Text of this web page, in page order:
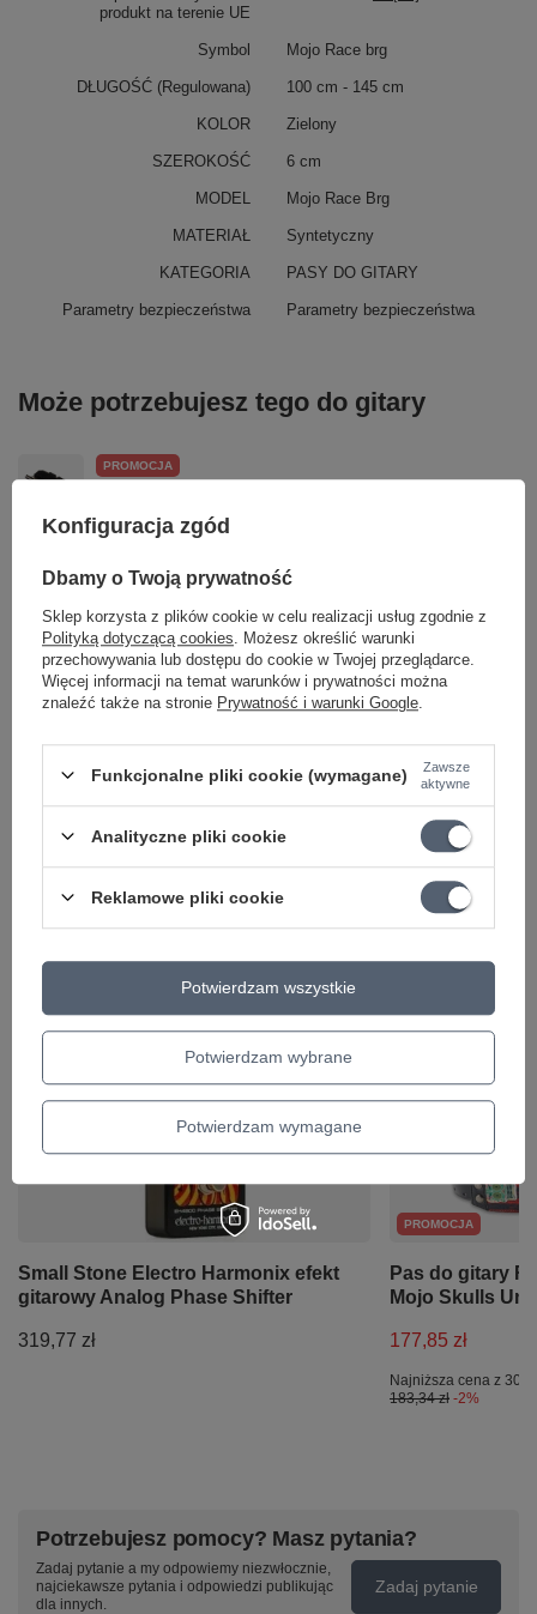
produkt na terenie UE
Symbol Mojo Race brg
DŁUGOŚĆ (Regulowana) 100 cm - 145 cm
KOLOR Zielony
SZEROKOŚĆ 6 cm
MODEL Mojo Race Brg
MATERIAŁ Syntetyczny
KATEGORIA PASY DO GITARY
Parametry bezpieczeństwa Parametry bezpieczeństwa
Może potrzebujesz tego do gitary
PROMOCJA
Holder Universal czarny skórzany
Najniższa cena z 30 dni przed obniżką:
PROMOCJA
Warwick - S-Style Security Lock System
zaczep do paska
65,14 zł
PROMOCJA
D'Addario Dual Strap Lock PW-DLC-01-
19,14 zł
-2%
Ciekawostki do gitary
Small Stone Electro Harmonix efekt
gitarowy Analog Phase Shifter
319,77 zł
PROMOCJA
Pas do gitary
Mojo Skulls
177,85 zł
Najniższa cena z 30
183,34 zł -2%
Potrzebujesz pomocy? Masz pytania?
Zadaj pytanie a my odpowiemy niezwłocznie,
najciekawsze pytania i odpowiedzi publikując
dla innych.
Zadaj pytanie
Konfiguracja zgód
Dbamy o Twoją prywatność
Sklep korzysta z plików cookie w celu realizacji usług zgodnie z
Polityką dotyczącą cookies . Możesz określić warunki
przechowywania lub dostępu do cookie w Twojej przeglądarce.
Więcej informacji na temat warunków i prywatności można
znaleźć także na stronie Prywatność i warunki Google
Funkcjonalne pliki cookie (wymagane)
Zawsze
aktywne
Analityczne pliki cookie
Reklamowe pliki cookie
Potwierdzam wybrane
Potwierdzam wymagane
Potwierdzam wszystkie